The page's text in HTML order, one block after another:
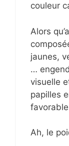
couleur
Alors
jaunes,
…
visuelle
papilles
Ah, le